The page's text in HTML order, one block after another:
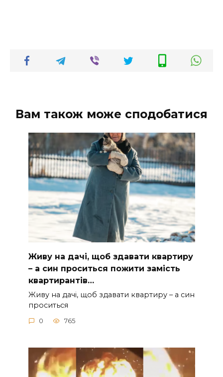
Вам також може сподобатися
Живу на дачі, щоб здавати квартиру
– а син проситься пожити замість
квартирантів…
Живу на дачі, щоб здавати квартиру – а син
проситься
0 765